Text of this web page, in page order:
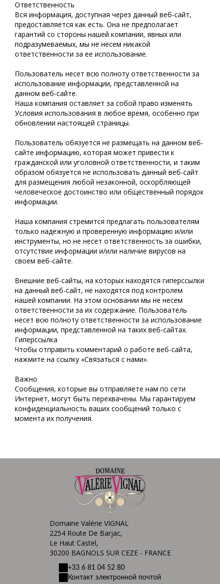
Ответственность
Вся информация, доступная через данный веб-сайт,
предоставляется как есть. Она не предполагает
гарантий со стороны нашей компании, явных или
подразумеваемых, мы не несем никакой
ответственности за ее использование.
Пользователь несет всю полноту ответственности за
использование информации, представленной на
данном веб-сайте.
Наша компания оставляет за собой право изменять
Условия использования в любое время, особенно при
обновлении настоящей страницы.
Пользователь обязуется не размещать на данном веб-
сайте информацию, которая может привести к
гражданской или уголовной ответственности, и таким
образом обязуется не использовать данный веб-сайт
для размещения любой незаконной, оскорбляющей
человеческое достоинство или общественный порядок
информации.
Наша компания стремится предлагать пользователям
только надежную и проверенную информацию и/или
инструменты, но не несет ответственность за ошибки,
отсутствие информации и/или наличие вирусов на
своем веб-сайте.
Внешние веб-сайты, на которых находятся гиперссылки
на данный веб-сайт, не находятся под контролем
нашей компании. На этом основании мы не несем
ответственности за их содержание. Пользователь
несет всю полноту ответственности за использование
информации, представленной на таких веб-сайтах.
Гиперссылка
Чтобы отправить комментарий о работе веб-сайта,
нажмите на ссылку «Связаться с нами».
Важно
Сообщения, которые вы отправляете нам по сети
Интернет, могут быть перехвачены. Мы гарантируем
конфиденциальность ваших сообщений только с
момента их получения.
Domaine Valérie VIGNAL
2254 Route De Barjac,
Le Haut Castel,
30200 BAGNOLS SUR CEZE - FRANCE
+33 6 81 04 52 80
Контакт электронной почтой